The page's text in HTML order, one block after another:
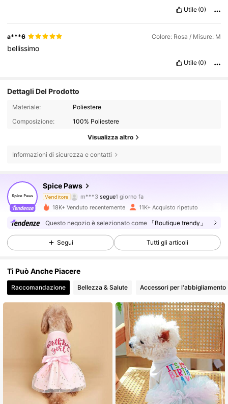
Utile (0)
a***6 Colore: Rosa / Misure: M
bellissimo
Utile (0)
Dettagli Del Prodotto
Materiale:
Poliestere
Composizione:
100% Poliestere
Visualizza altro
Informazioni di sicurezza e contatti
Spice Paws
Venditore
m***3
k***lsta navigando
4.86
3.4K Follower
3.4K Follower
4.86
3.4K Follower
3.4K Follower
4.86 3.4K Follower
18K+ Venduto recentemente 11K+ Acquisto ripetuto
Questo negozio è selezionato come 「Boutique trendy」
Segui Tutti gli articoli
Ti Può Anche Piacere
Raccomandazione Bellezza & Salute Accessori per l'abbigliamento